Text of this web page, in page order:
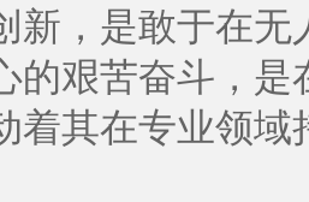
新，是敢于在无
的艰苦奋斗，
着其在专业领